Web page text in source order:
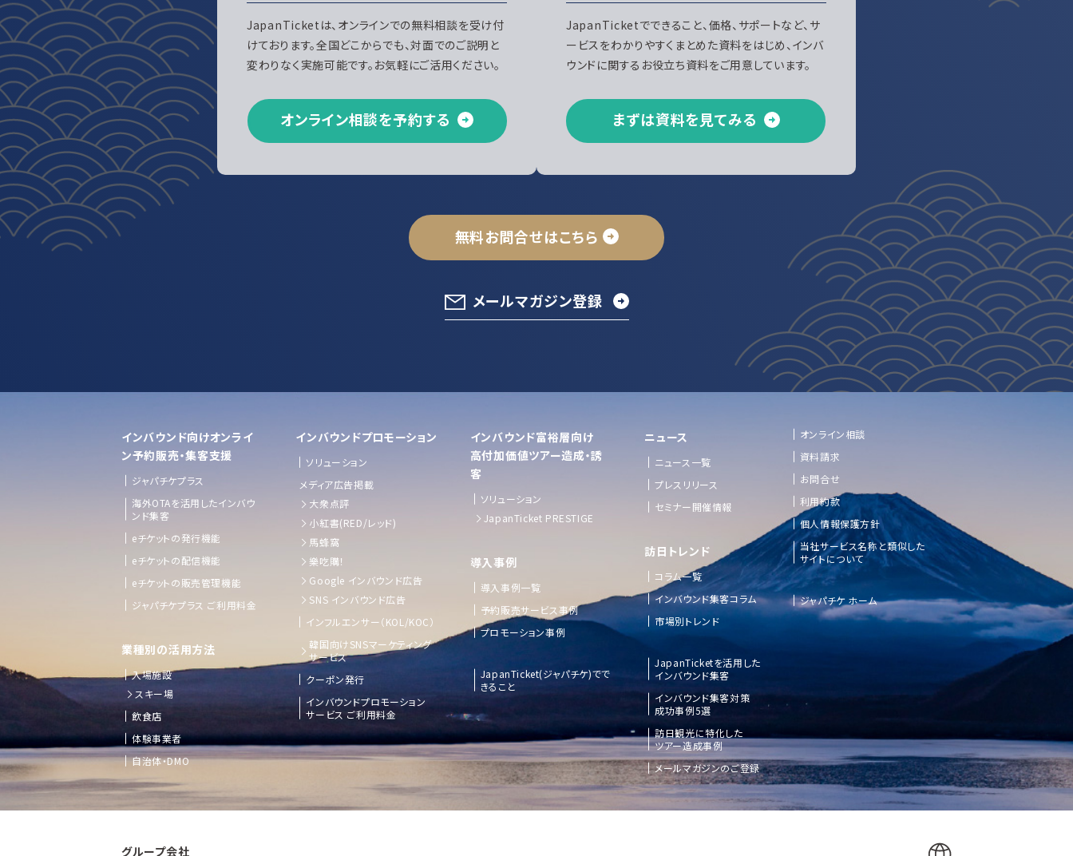
JapanTicketは、オンラインでの無料相談を受け付
けております。全国どこからでも、対面でのご説明と
変わりなく実施可能です。お気軽にご活用ください。
オンライン相談を予約する
JapanTicketでできること、価格、サポートなど、サ
ービスをわかりやすくまとめた資料をはじめ、インバ
ウンドに関するお役立ち資料をご用意しています。
まずは資料を見てみる
無料お問合せはこちら
メールマガジン登録
インバウンド向けオンライ
ン予約販売・集客支援
ジャパチケプラス
海外OTAを活用したインバウ
ンド集客
eチケットの発行機能
eチケットの配信機能
eチケットの販売管理機能
ジャパチケプラス ご利用料金
業種別の活用方法
入場施設
スキー場
飲食店
体験事業者
自治体・DMO
インバウンドプロモーション
ソリューション
メディア広告掲載
大衆点評
小紅書(RED/レッド)
馬蜂窩
樂吃購！
Google インバウンド広告
SNS インバウンド広告
インフルエンサー（KOL/KOC）
韓国向けSNSマーケティング
サービス
クーポン発行
インバウンドプロモーション
サービス ご利用料金
インバウンド富裕層向け
⾼付加価値ツアー造成・誘
客
ソリューション
JapanTicket PRESTIGE
導入事例
導入事例一覧
予約販売サービス事例
プロモーション事例
JapanTicket(ジャパチケ)でで
きること
ニュース
ニュース一覧
プレスリリース
セミナー開催情報
訪日トレンド
コラム一覧
インバウンド集客コラム
市場別トレンド
JapanTicketを活用した
インバウンド集客
インバウンド集客対策
成功事例5選
訪日観光に特化した
ツアー造成事例
メールマガジンのご登録
オンライン相談
資料請求
お問合せ
利用約款
個人情報保護方針
当社サービス名称と類似した
サイトについて
ジャパチケ ホーム
グループ会社